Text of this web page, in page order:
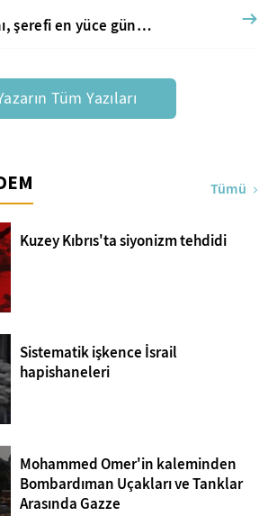
şerefi en yüce gün…
Tüm Yazıları
Tümü
Kuzey Kıbrıs'ta siyonizm tehdidi
Sistematik işkence İsrail
hapishaneleri
Mohammed Omer'in kaleminden
Bombardıman Uçakları ve Tanklar
Arasında Gazze